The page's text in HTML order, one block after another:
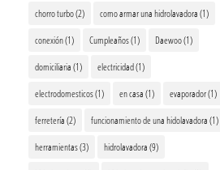
chorro turbo(2) como armar una hidrolavadora(1)
conexión(1) Cumpleaños(1) Daewoo(1)
domiciliaria(1) electricidad(1)
electrodomesticos(1) en casa(1) evaporador(1)
ferretería(2) funcionamiento de una hidolavadora(1)
herramientas(3) hidrolavadora(9)